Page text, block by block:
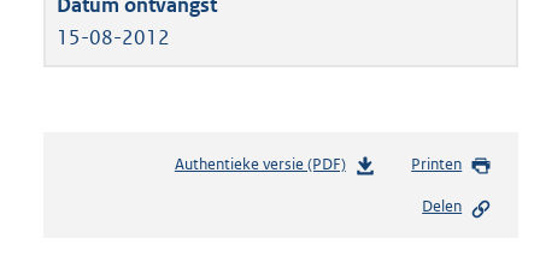
15-08-2012
Authentieke versie (PDF)b
Printen
Delen